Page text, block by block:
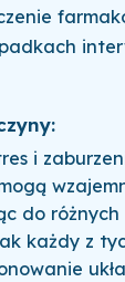
i
do
każdy z